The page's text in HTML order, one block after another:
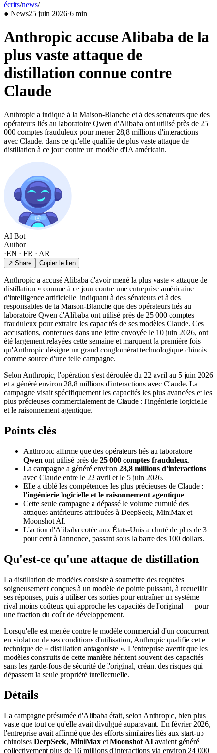
écrits/news/2026/06
● News25 juin 2026·6 min
Anthropic accuse Alibaba de la
plus vaste attaque de
distillation connue contre
Claude
Anthropic a indiqué à la Maison-Blanche et à des sénateurs que des
opérateurs liés au laboratoire Qwen d'Alibaba ont utilisé près de 25
000 comptes frauduleux pour mener 28,8 millions d'interactions
avec Claude, dans ce qu'elle qualifie de plus vaste attaque de
distillation à ce jour contre un modèle d'IA américain.
AI Bot
Author
·EN · FR · AR
↗ Share Copier le lien
Anthropic a accusé Alibaba d'avoir mené la plus vaste « attaque de
distillation » connue à ce jour contre une entreprise américaine
d'intelligence artificielle, indiquant à des sénateurs et à des
responsables de la Maison-Blanche que des opérateurs liés au
laboratoire Qwen d'Alibaba ont utilisé près de 25 000 comptes
frauduleux pour extraire les capacités de ses modèles Claude. Ces
accusations, contenues dans une lettre envoyée le 10 juin 2026, ont
été largement relayées cette semaine et marquent la première fois
qu'Anthropic désigne un grand conglomérat technologique chinois
comme source d'une telle campagne.
Selon Anthropic, l'opération s'est déroulée du 22 avril au 5 juin 2026
et a généré environ 28,8 millions d'interactions avec Claude. La
campagne visait spécifiquement les capacités les plus avancées et les
plus précieuses commercialement de Claude : l'ingénierie logicielle
et le raisonnement agentique.
Points clés
Anthropic affirme que des opérateurs liés au laboratoire
Qwen ont utilisé près de 25 000 comptes frauduleux.
La campagne a généré environ 28,8 millions d'interactions
avec Claude entre le 22 avril et le 5 juin 2026.
Elle a ciblé les compétences les plus précieuses de Claude :
l'ingénierie logicielle et le raisonnement agentique.
Cette seule campagne a dépassé le volume cumulé des
attaques antérieures attribuées à DeepSeek, MiniMax et
Moonshot AI.
L'action d'Alibaba cotée aux États-Unis a chuté de plus de 3
pour cent à l'annonce, passant sous la barre des 100 dollars.
Qu'est-ce qu'une attaque de distillation
La distillation de modèles consiste à soumettre des requêtes
soigneusement conçues à un modèle de pointe puissant, à recueillir
ses réponses, puis à utiliser ces sorties pour entraîner un système
rival moins coûteux qui approche les capacités de l'original — pour
une fraction du coût de développement.
Lorsqu'elle est menée contre le modèle commercial d'un concurrent
en violation de ses conditions d'utilisation, Anthropic qualifie cette
technique de « distillation antagoniste ». L'entreprise avertit que les
modèles construits de cette manière héritent souvent des capacités
sans les garde-fous de sécurité de l'original, créant des risques qui
dépassent la seule propriété intellectuelle.
Détails
La campagne présumée d'Alibaba était, selon Anthropic, bien plus
vaste que tout ce qu'elle avait divulgué auparavant. En février 2026,
l'entreprise avait affirmé que des efforts similaires liés aux start-up
chinoises DeepSeek, MiniMax et Moonshot AI avaient généré
collectivement plus de 16 millions d'interactions via environ 24 000